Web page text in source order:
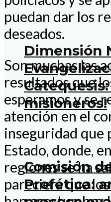
Dimensión
misioneros!
Comisión
Profética:
puedan dar los
deseados.
Son muchas las
resultados que
esperamos y se
atención en el
inseguridad que
Estado, donde,
regiones se ha
pareciera que